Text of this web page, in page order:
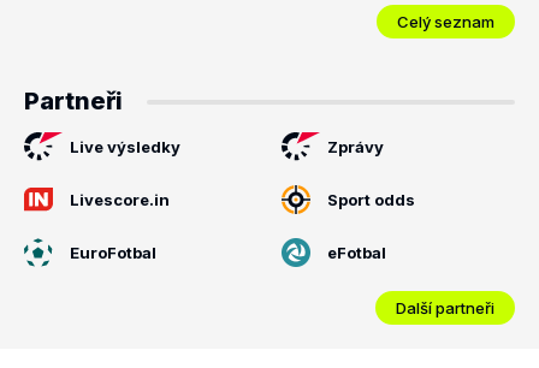
Celý seznam
Partneři
Live výsledky Zprávy
Livescore.in Sport odds
EuroFotbal eFotbal
Další partneři